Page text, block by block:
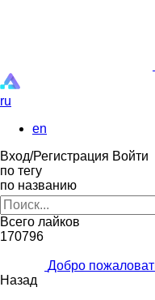
ru
en
Вход/Регистрация Войти
по тегу
по названию
Всего лайков
170796
Добро
Назад